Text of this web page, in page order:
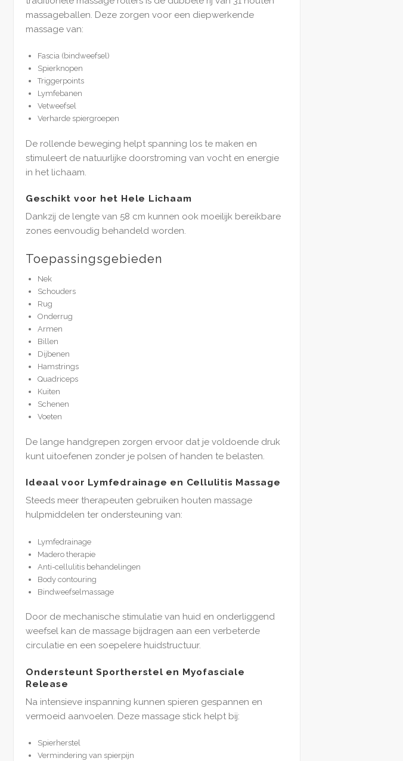
massageballen. Deze zorgen voor een diepwerkende
massage van:
Fascia (bindweefsel)
Spierknopen
Triggerpoints
Lymfebanen
Vetweefsel
Verharde spiergroepen
De rollende beweging helpt spanning los te maken en
stimuleert de natuurlijke doorstroming van vocht en energie
in het lichaam.
Geschikt voor het Hele Lichaam
Dankzij de lengte van 58 cm kunnen ook moeilijk bereikbare
zones eenvoudig behandeld worden.
Toepassingsgebieden
Nek
Schouders
Rug
Onderrug
Armen
Billen
Dijbenen
Hamstrings
Quadriceps
Kuiten
Schenen
Voeten
De lange handgrepen zorgen ervoor dat je voldoende druk
kunt uitoefenen zonder je polsen of handen te belasten.
Ideaal voor Lymfedrainage en Cellulitis Massage
Steeds meer therapeuten gebruiken houten massage
hulpmiddelen ter ondersteuning van:
Lymfedrainage
Madero therapie
Anti-cellulitis behandelingen
Body contouring
Bindweefselmassage
Door de mechanische stimulatie van huid en onderliggend
weefsel kan de massage bijdragen aan een verbeterde
circulatie en een soepelere huidstructuur.
Ondersteunt Sportherstel en Myofasciale
Release
Na intensieve inspanning kunnen spieren gespannen en
vermoeid aanvoelen. Deze massage stick helpt bij:
Spierherstel
Vermindering van spierpijn